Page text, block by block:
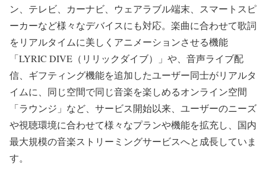
ン、テレビ、カーナビ、ウェアラブル端末、スマートスピ
ーカーなど様々なデバイスにも対応。楽曲に合わせて歌詞
をリアルタイムに美しくアニメーションさせる機能
「LYRIC DIVE（リリックダイブ）」や、音声ライブ配
信、ギフティング機能を追加したユーザー同士がリアルタ
イムに、同じ空間で同じ音楽を楽しめるオンライン空間
「ラウンジ」など、サービス開始以来、ユーザーのニーズ
や視聴環境に合わせて様々なプランや機能を拡充し、国内
最大規模の音楽ストリーミングサービスへと成長していま
す。